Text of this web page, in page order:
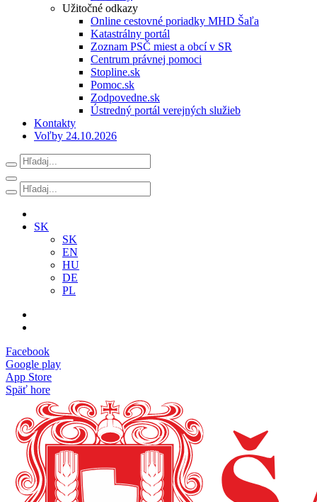
Užitočné odkazy
Online cestovné poriadky MHD Šaľa
Katastrálny portál
Zoznam PSČ miest a obcí v SR
Centrum právnej pomoci
Stopline.sk
Pomoc.sk
Zodpovedne.sk
Ústredný portál verejných služieb
Kontakty
Voľby 24.10.2026
SK
SK
EN
HU
DE
PL
Facebook
Google play
App Store
Späť hore